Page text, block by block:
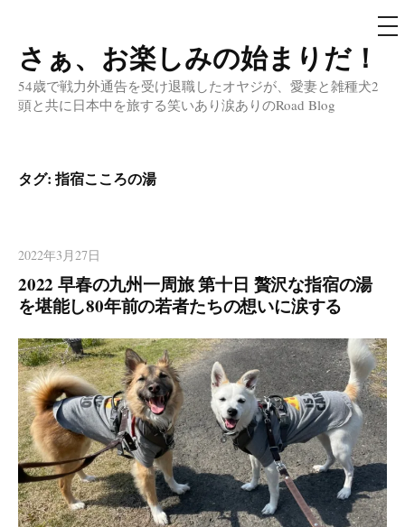
コ
ン
テ
へ
ッ
さぁ、お楽しみの始まりだ！
54歳で戦力外通告を受け退職したオヤジが、愛妻と雑種犬2
頭と共に日本中を旅する笑いあり涙ありのRoad Blog
メ
ニ
タグ: 指宿こころの湯
2022年3月27日
2022 早春の九州一周旅 第十日 贅沢な指宿の湯
を堪能し80年前の若者たちの想いに涙する